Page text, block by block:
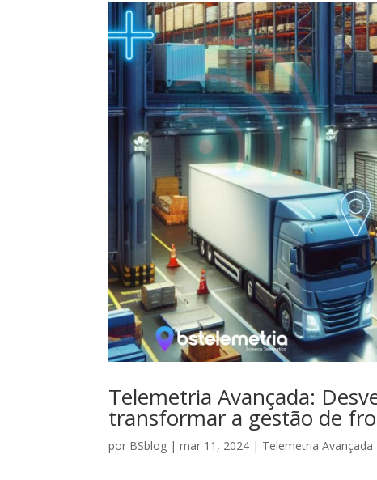
Telemetria Avançada:
transformar a gestão de
por BSblog |mar 11, 2024 | Telemetria Avançada